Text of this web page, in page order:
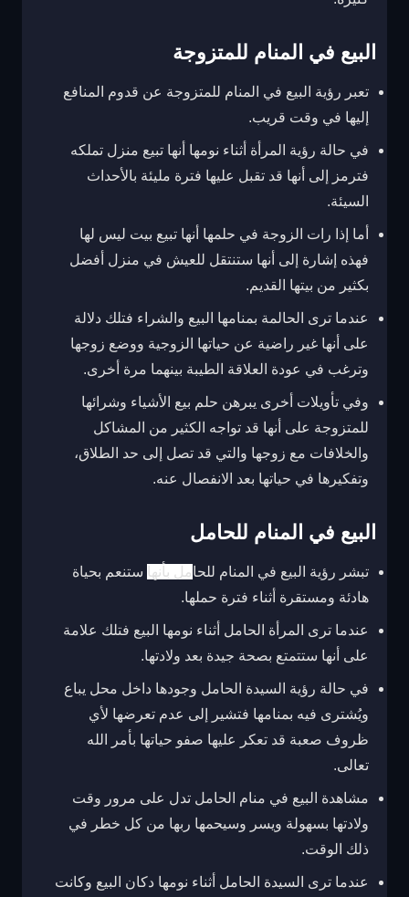
البيع في المنام للمتزوجة
تعبر رؤية البيع في المنام للمتزوجة عن قدوم المنافع
إليها في وقت قريب.
في حالة رؤية المرأة أثناء نومها أنها تبيع منزل تملكه
فترمز إلى أنها قد تقبل عليها فترة مليئة بالأحداث
السيئة.
أما إذا رات الزوجة في حلمها أنها تبيع بيت ليس لها
فهذه إشارة إلى أنها ستنتقل للعيش في منزل أفضل
بكثير من بيتها القديم.
عندما ترى الحالمة بمنامها البيع والشراء فتلك دلالة
على أنها غير راضية عن حياتها الزوجية ووضع زوجها
وترغب في عودة العلاقة الطيبة بينهما مرة أخرى.
وفي تأويلات أخرى يبرهن حلم بيع الأشياء وشرائها
للمتزوجة على أنها قد تواجه الكثير من المشاكل
والخلافات مع زوجها والتي قد تصل إلى حد الطلاق،
وتفكيرها في حياتها بعد الانفصال عنه.
البيع في المنام للحامل
تبشر رؤية البيع في المنام للحامل بأنها
ستنعم بحياة
هادئة ومستقرة أثناء فترة حملها.
عندما ترى المرأة الحامل أثناء نومها البيع فتلك علامة
على أنها ستتمتع بصحة جيدة بعد ولادتها.
في حالة رؤية السيدة الحامل وجودها داخل محل يباع
ويُشترى فيه بمنامها فتشير إلى عدم تعرضها لأي
ظروف صعبة قد تعكر عليها صفو حياتها بأمر الله
تعالى.
مشاهدة البيع في منام الحامل تدل على مرور وقت
ولادتها بسهولة ويسر وسيحمها ربها من كل خطر في
ذلك الوقت.
عندما ترى السيدة الحامل أثناء نومها دكان البيع وكانت